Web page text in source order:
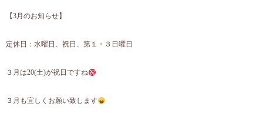
【3月のお知らせ】
定休日：水曜日、祝日、第１・３日曜日
３月は20(土)が祝日ですね
３月も宜しくお願い致します